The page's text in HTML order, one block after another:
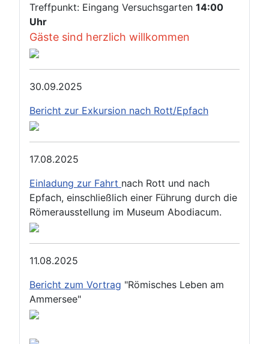
Treffpunkt: Eingang Versuchsgarten 14:00
Uhr
Gäste sind herzlich willkommen
30.09.2025
Bericht zur Exkursion nach Rott/Epfach
17.08.2025
Einladung zur Fahrt nach Rott und nach
Epfach, einschließlich einer Führung durch die
Römerausstellung im Museum Abodiacum.
11.08.2025
Bericht zum Vortrag "Römisches Leben am
Ammersee"